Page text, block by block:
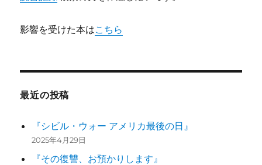
影響を受けた本はこちら
最近の投稿
『シビル・ウォー アメリカ最後の日』
2025年4月29日
『その復讐、お預かりします』